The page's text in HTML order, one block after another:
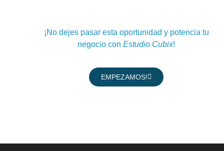
¡No dejes pasar esta oportunidad y potencia tu
negocio con Estudio Cubix!
EMPEZAMOS!
>> SIGUENOS EN NUESTRAS REDES <<